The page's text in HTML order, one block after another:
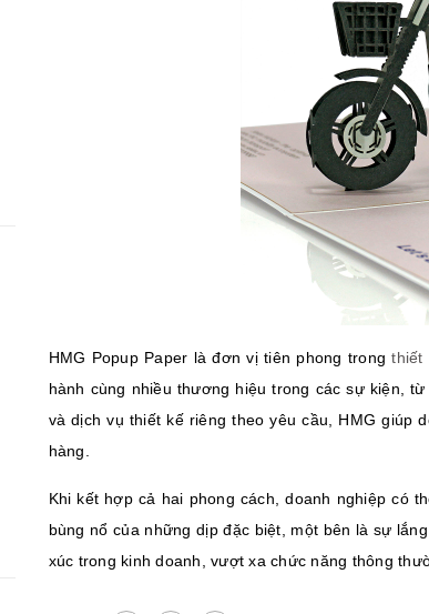
HMG Popup Paper là đơn vị tiên phong trongthiết
hành cùng nhiều thương hiệu trong các sự kiện,
và dịch vụ thiết kế riêng theo yêu cầu, HMG giúp
hàng.
Khi kết hợp cả hai phong cách, doanh nghiệp có
bùng nổ của những dịp đặc biệt, một bên là sự
xúc trong kinh doanh, vượt xa chức năng thông